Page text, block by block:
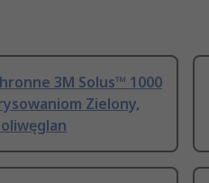
3M Solus™ 1000
Zielony,